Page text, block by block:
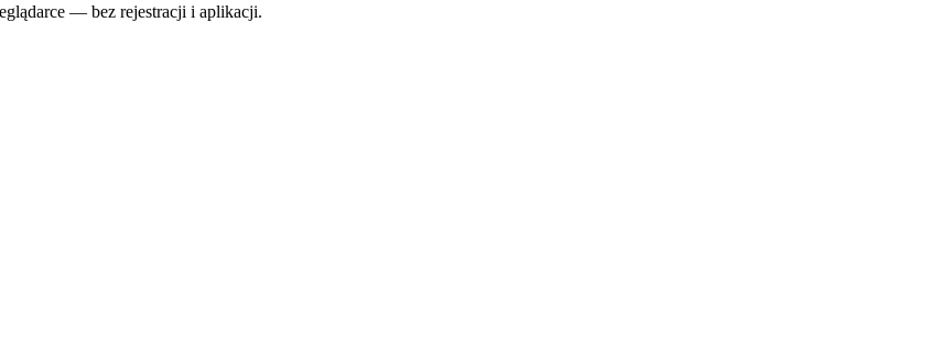
— bez rejestracji i aplikacji.